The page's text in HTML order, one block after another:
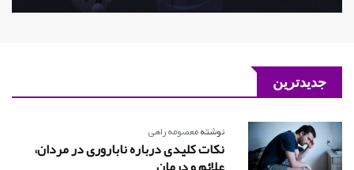
جدیدترین
نوشتهمعصومه راهی
نکات کلیدی درباره ناباروری در مردان،